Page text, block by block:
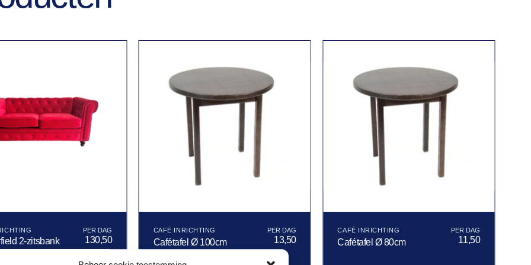
2-zitsbank
130,50
CAFÉ INRICHTING
Cafétafel Ø 100cm 13,50
CAFÉ INRICHTING
Cafétafel Ø 80cm 11,50